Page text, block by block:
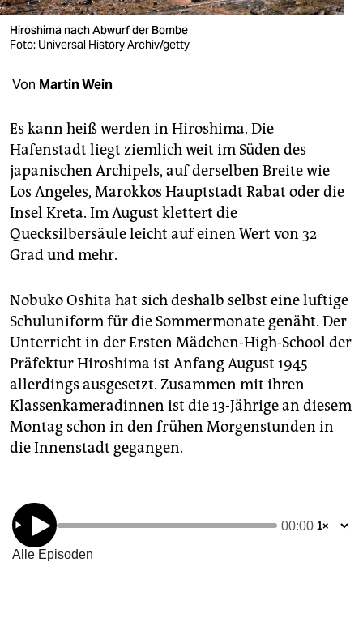
verlag
verlag
veranstaltungen
fragen & hilfe
unterstützen
abo
genossenschaft
Hiroshima nach Abwurf der Bombe
Foto: Universal History Archiv/getty
Von Martin Wein
Es kann heiß werden in Hiroshima. Die
Hafenstadt liegt ziemlich weit im Süden des
japanischen Archipels, auf derselben Breite wie
Los Angeles, Marokkos Hauptstadt Rabat oder die
Insel Kreta. Im August klettert die
Quecksilbersäule leicht auf einen Wert von 32
Grad und mehr.
Nobuko Oshita hat sich deshalb selbst eine luftige
Schuluniform für die Sommermonate genäht. Der
Unterricht in der Ersten Mädchen-High-School der
Präfektur Hiroshima ist Anfang August 1945
allerdings ausgesetzt. Zusammen mit ihren
Klassenkameradinnen ist die 13-Jährige an diesem
Montag schon in den frühen Morgenstunden in
die Innenstadt gegangen.